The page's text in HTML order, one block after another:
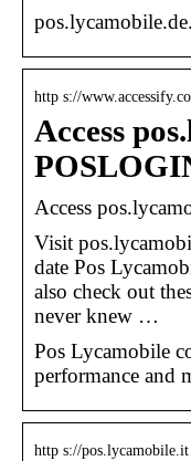
pos.lycamobile.de.
http s://
Access
Access
Visit
date Pos
also check out
never knew …
Pos Lycamobile
performance and
http s://